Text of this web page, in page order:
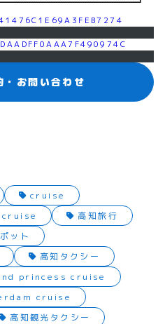
お問い合わせ
cruise
高知旅行
ット
高知タクシー
princess cruise
cruise
高知観光タクシー